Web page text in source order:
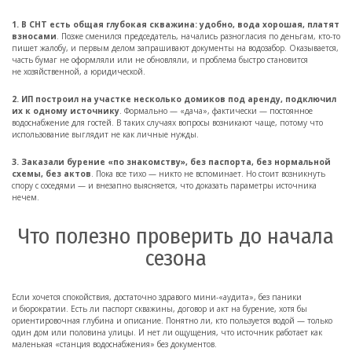
1. В СНТ есть общая глубокая скважина: удобно, вода хорошая, платят
взносами. Позже сменился председатель, начались разногласия по деньгам, кто-то
пишет жалобу, и первым делом запрашивают документы на водозабор. Оказывается,
часть бумаг не оформляли или не обновляли, и проблема быстро становится
не хозяйственной, а юридической.
2. ИП построил на участке несколько домиков под аренду, подключил
их к одному источнику. Формально — «дача», фактически — постоянное
водоснабжение для гостей. В таких случаях вопросы возникают чаще, потому что
использование выглядит не как личные нужды.
3. Заказали бурение «по знакомству», без паспорта, без нормальной
схемы, без актов. Пока все тихо — никто не вспоминает. Но стоит возникнуть
спору с соседями — и внезапно выясняется, что доказать параметры источника
нечем.
Что полезно проверить до начала
сезона
Если хочется спокойствия, достаточно здравого мини-«аудита», без паники
и бюрократии. Есть ли паспорт скважины, договор и акт на бурение, хотя бы
ориентировочная глубина и описание. Понятно ли, кто пользуется водой — только
один дом или половина улицы. И нет ли ощущения, что источник работает как
маленькая «станция водоснабжения» без документов.